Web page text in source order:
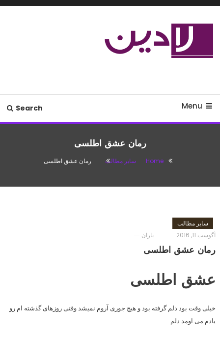
Skip
Menu
Search
رمان عشق اطلسی
Home سایر مطالب رمان عشق اطلسی
سایر مطالب
آگوست 11, 2016
باران
رمان عشق اطلسی
عشق اطلسی
خیلی وقت بود دلم گرفته بود و هیچ جوری آروم نمیشد وقتی روزهای گذشته ام رو
یادم می اومد دلم